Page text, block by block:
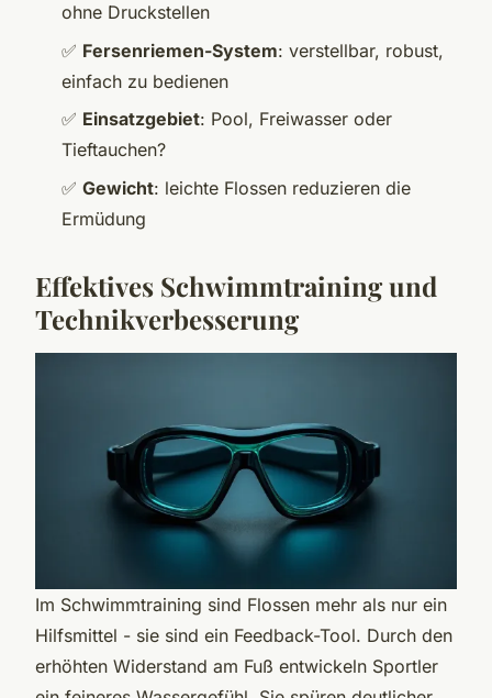
ohne Druckstellen
✅ Fersenriemen-System: verstellbar, robust,
einfach zu bedienen
✅ Einsatzgebiet: Pool, Freiwasser oder
Tieftauchen?
✅ Gewicht: leichte Flossen reduzieren die
Ermüdung
Effektives Schwimmtraining und
Technikverbesserung
Im Schwimmtraining sind Flossen mehr als nur ein
Hilfsmittel - sie sind ein Feedback-Tool. Durch den
erhöhten Widerstand am Fuß entwickeln Sportler